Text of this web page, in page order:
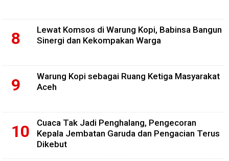
Lewat Komsos di Warung Kopi, Babinsa Bangun
Sinergi dan Kekompakan Warga
Warung Kopi sebagai Ruang Ketiga Masyarakat
Aceh
Cuaca Tak Jadi Penghalang, Pengecoran
Kepala Jembatan Garuda dan Pengacian Terus
Dikebut